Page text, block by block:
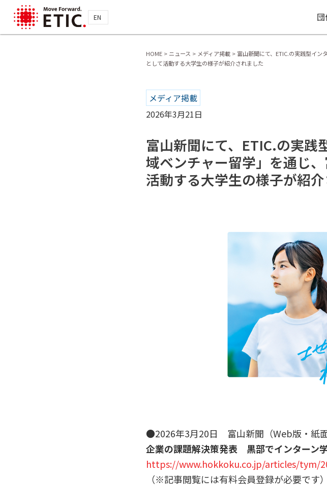
EN
HOME > ニュース > メディア掲載 > 富山新聞にて、ETIC.の実践型イン
として活動する大学生の様子が紹介されました
メディア掲載
2026年3月21日
富山新聞にて、ETIC.の実践
域ベンチャー留学」を通じ
活動する大学生の様子が紹
●2026年3月20日 富山新聞（Web版・紙面
企業の課題解決策発表 黒部でインターン
https://www.hokkoku.co.jp/articles/tym/
（※記事閲覧には有料会員登録が必要です）